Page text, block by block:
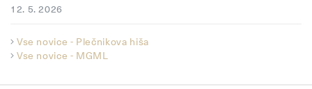
12. 5. 2026
Vse novice - Plečnikova hiša
Vse novice - MGML